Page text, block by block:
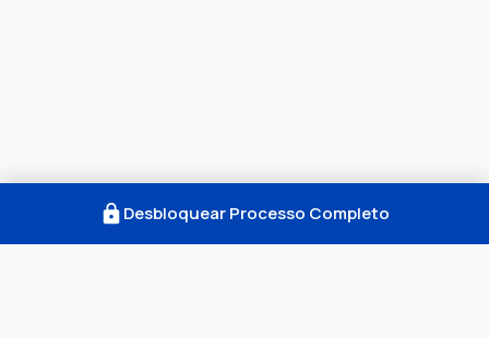
Desbloquear Processo Completo